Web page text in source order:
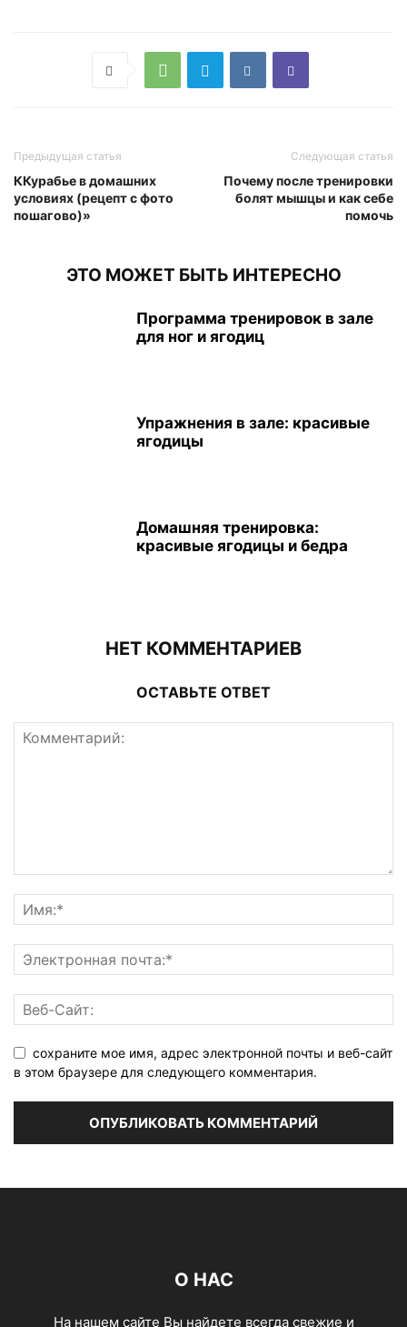
Предыдущая статья
ККурабье в домашних
условиях (рецепт с фото
пошагово)»
Следующая статья
Почему после тренировки
болят мышцы и как себе
помочь
ЭТО МОЖЕТ БЫТЬ ИНТЕРЕСНО
Программа тренировок в зале
для ног и ягодиц
Упражнения в зале: красивые
ягодицы
Домашняя тренировка:
красивые ягодицы и бедра
НЕТ КОММЕНТАРИЕВ
ОСТАВЬТЕ ОТВЕТ
сохраните мое имя, адрес электронной почты и веб-сайт
в этом браузере для следующего комментария.
О НАС
На нашем сайте Вы найдете всегда свежие и